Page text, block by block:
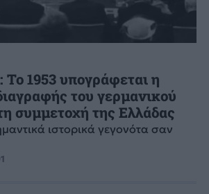
1953 υπογράφεται η
του γερμανικού
συμμετοχή της Ελλάδας
ιστορικά γεγονότα σαν